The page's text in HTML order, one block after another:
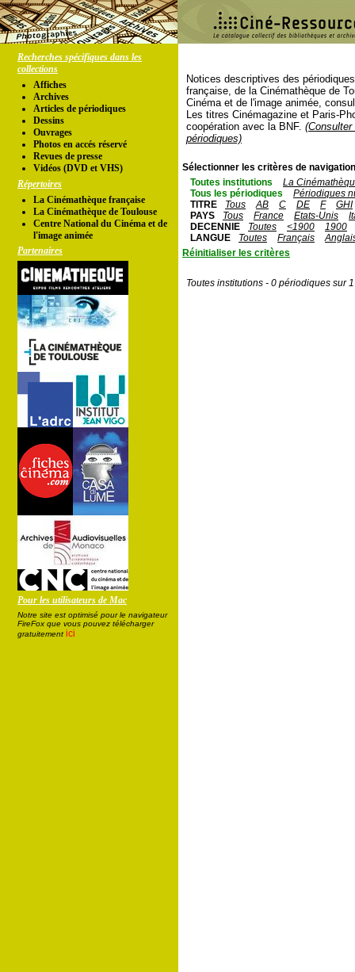
Recherches spécifiques dans les
collections
Affiches
Archives
Articles de périodiques
Dessins
Ouvrages
Photos en accés réservé
Revues de presse
Vidéos (DVD et VHS)
Répertoires
La Cinémathèque française
La Cinémathèque de Toulouse
Centre National du Cinéma et de
l'image animée
Partenaires
Pour les utilisateurs de Mac
Notre site est optimisé pour le navigateur
FireFox que vous pouvez télécharger
gratuitement ici
Notices descriptives des
française, de la Cinémathèque de
Cinéma et de l'image animée,
Les titres Cinémagazine et Paris-
coopération avec la BNF.
périodiques)
Sélectionner les critères de
Toutes institutions
La
Tous les périodiques
Périodiques
TITRE
Tous AB C DE F
GHI
PAYS
Tous France Etats-Unis
DECENNIE
Toutes <1900
1900
LANGUE
Toutes Français
Réinitialiser les critères
Toutes institutions - 0 périodiques sur